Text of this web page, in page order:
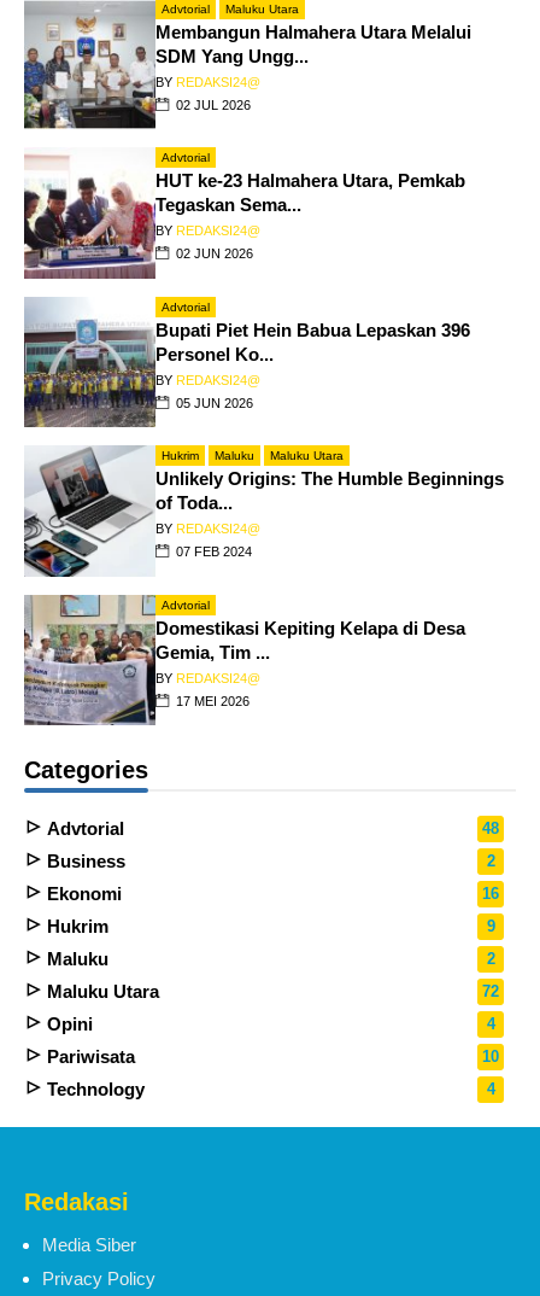
Advtorial Maluku Utara
Membangun Halmahera Utara Melalui
SDM Yang Ungg...
BY REDAKSI24@
02 JUL 2026
Advtorial
HUT ke-23 Halmahera Utara, Pemkab
Tegaskan Sema...
BY REDAKSI24@
02 JUN 2026
Advtorial
Bupati Piet Hein Babua Lepaskan 396
Personel Ko...
BY REDAKSI24@
05 JUN 2026
Hukrim Maluku Maluku Utara
Unlikely Origins: The Humble Beginnings
of Toda...
BY REDAKSI24@
07 FEB 2024
Advtorial
Domestikasi Kepiting Kelapa di Desa
Gemia, Tim ...
BY REDAKSI24@
17 MEI 2026
Categories
Advtorial 48
Business 2
Ekonomi 16
Hukrim 9
Maluku 2
Maluku Utara 72
Opini 4
Pariwisata 10
Technology 4
Redakasi
Media Siber
Privacy Policy